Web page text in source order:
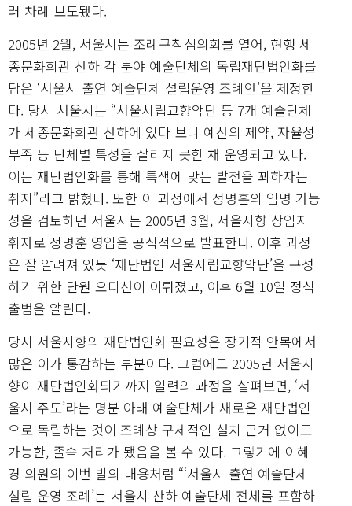
러 차례 보도됐다.
2005년 2월, 서울시는 조례규칙심의회를 열어, 현행 세
종문화회관 산하 각 분야 예술단체의 독립재단법안화를
담은 ‘서울시 출연 예술단체 설립운영 조례안’을 제정한
다. 당시 서울시는 “서울시립교향악단 등 7개 예술단체
가 세종문화회관 산하에 있다 보니 예산의 제약, 자율성
부족 등 단체별 특성을 살리지 못한 채 운영되고 있다.
이는 재단법인화를 통해 특색에 맞는 발전을 꾀하자는
취지”라고 밝혔다. 또한 이 과정에서 정명훈의 임명 가능
성을 검토하던 서울시는 2005년 3월, 서울시향 상임지
휘자로 정명훈 영입을 공식적으로 발표한다. 이후 과정
은 잘 알려져 있듯 ‘재단법인 서울시립교향악단’을 구성
하기 위한 단원 오디션이 이뤄졌고, 이후 6월 10일 정식
출범을 알린다.
당시 서울시향의 재단법인화 필요성은 장기적 안목에서
많은 이가 통감하는 부분이다. 그럼에도 2005년 서울시
향이 재단법인화되기까지 일련의 과정을 살펴보면, ‘서
울시 주도’라는 명분 아래 예술단체가 새로운 재단법인
으로 독립하는 것이 조례상 구체적인 설치 근거 없이도
가능한, 졸속 처리가 됐음을 볼 수 있다. 그렇기에 이혜
경 의원의 이번 발의 내용처럼 “‘서울시 출연 예술단체
설립 운영 조례’는 서울시 산하 예술단체 전체를 포함하